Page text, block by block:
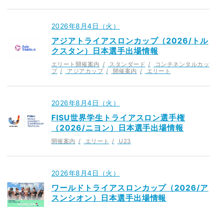
2026年8月4日（火）
アジアトライアスロンカップ（2026/トル
クスタン）日本選手出場情報
エリート開催案内 スタンダード
コンチネンタルカッ
プ
アジアカップ 開催案内 エリート
2026年8月4日（火）
FISU世界学生トライアスロン選手権
（2026/ニヨン）日本選手出場情報
開催案内 エリート U23
2026年8月4日（火）
ワールドトライアスロンカップ（2026/ア
スンシオン）日本選手出場情報